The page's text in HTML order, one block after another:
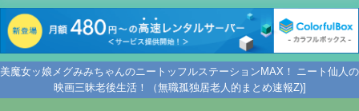
美魔女ッ娘メグみみちゃんのニートッフルステーションMAX！ ニート仙人の
映画三昧老後生活！（無職孤独居老人的まとめ速報Z)]